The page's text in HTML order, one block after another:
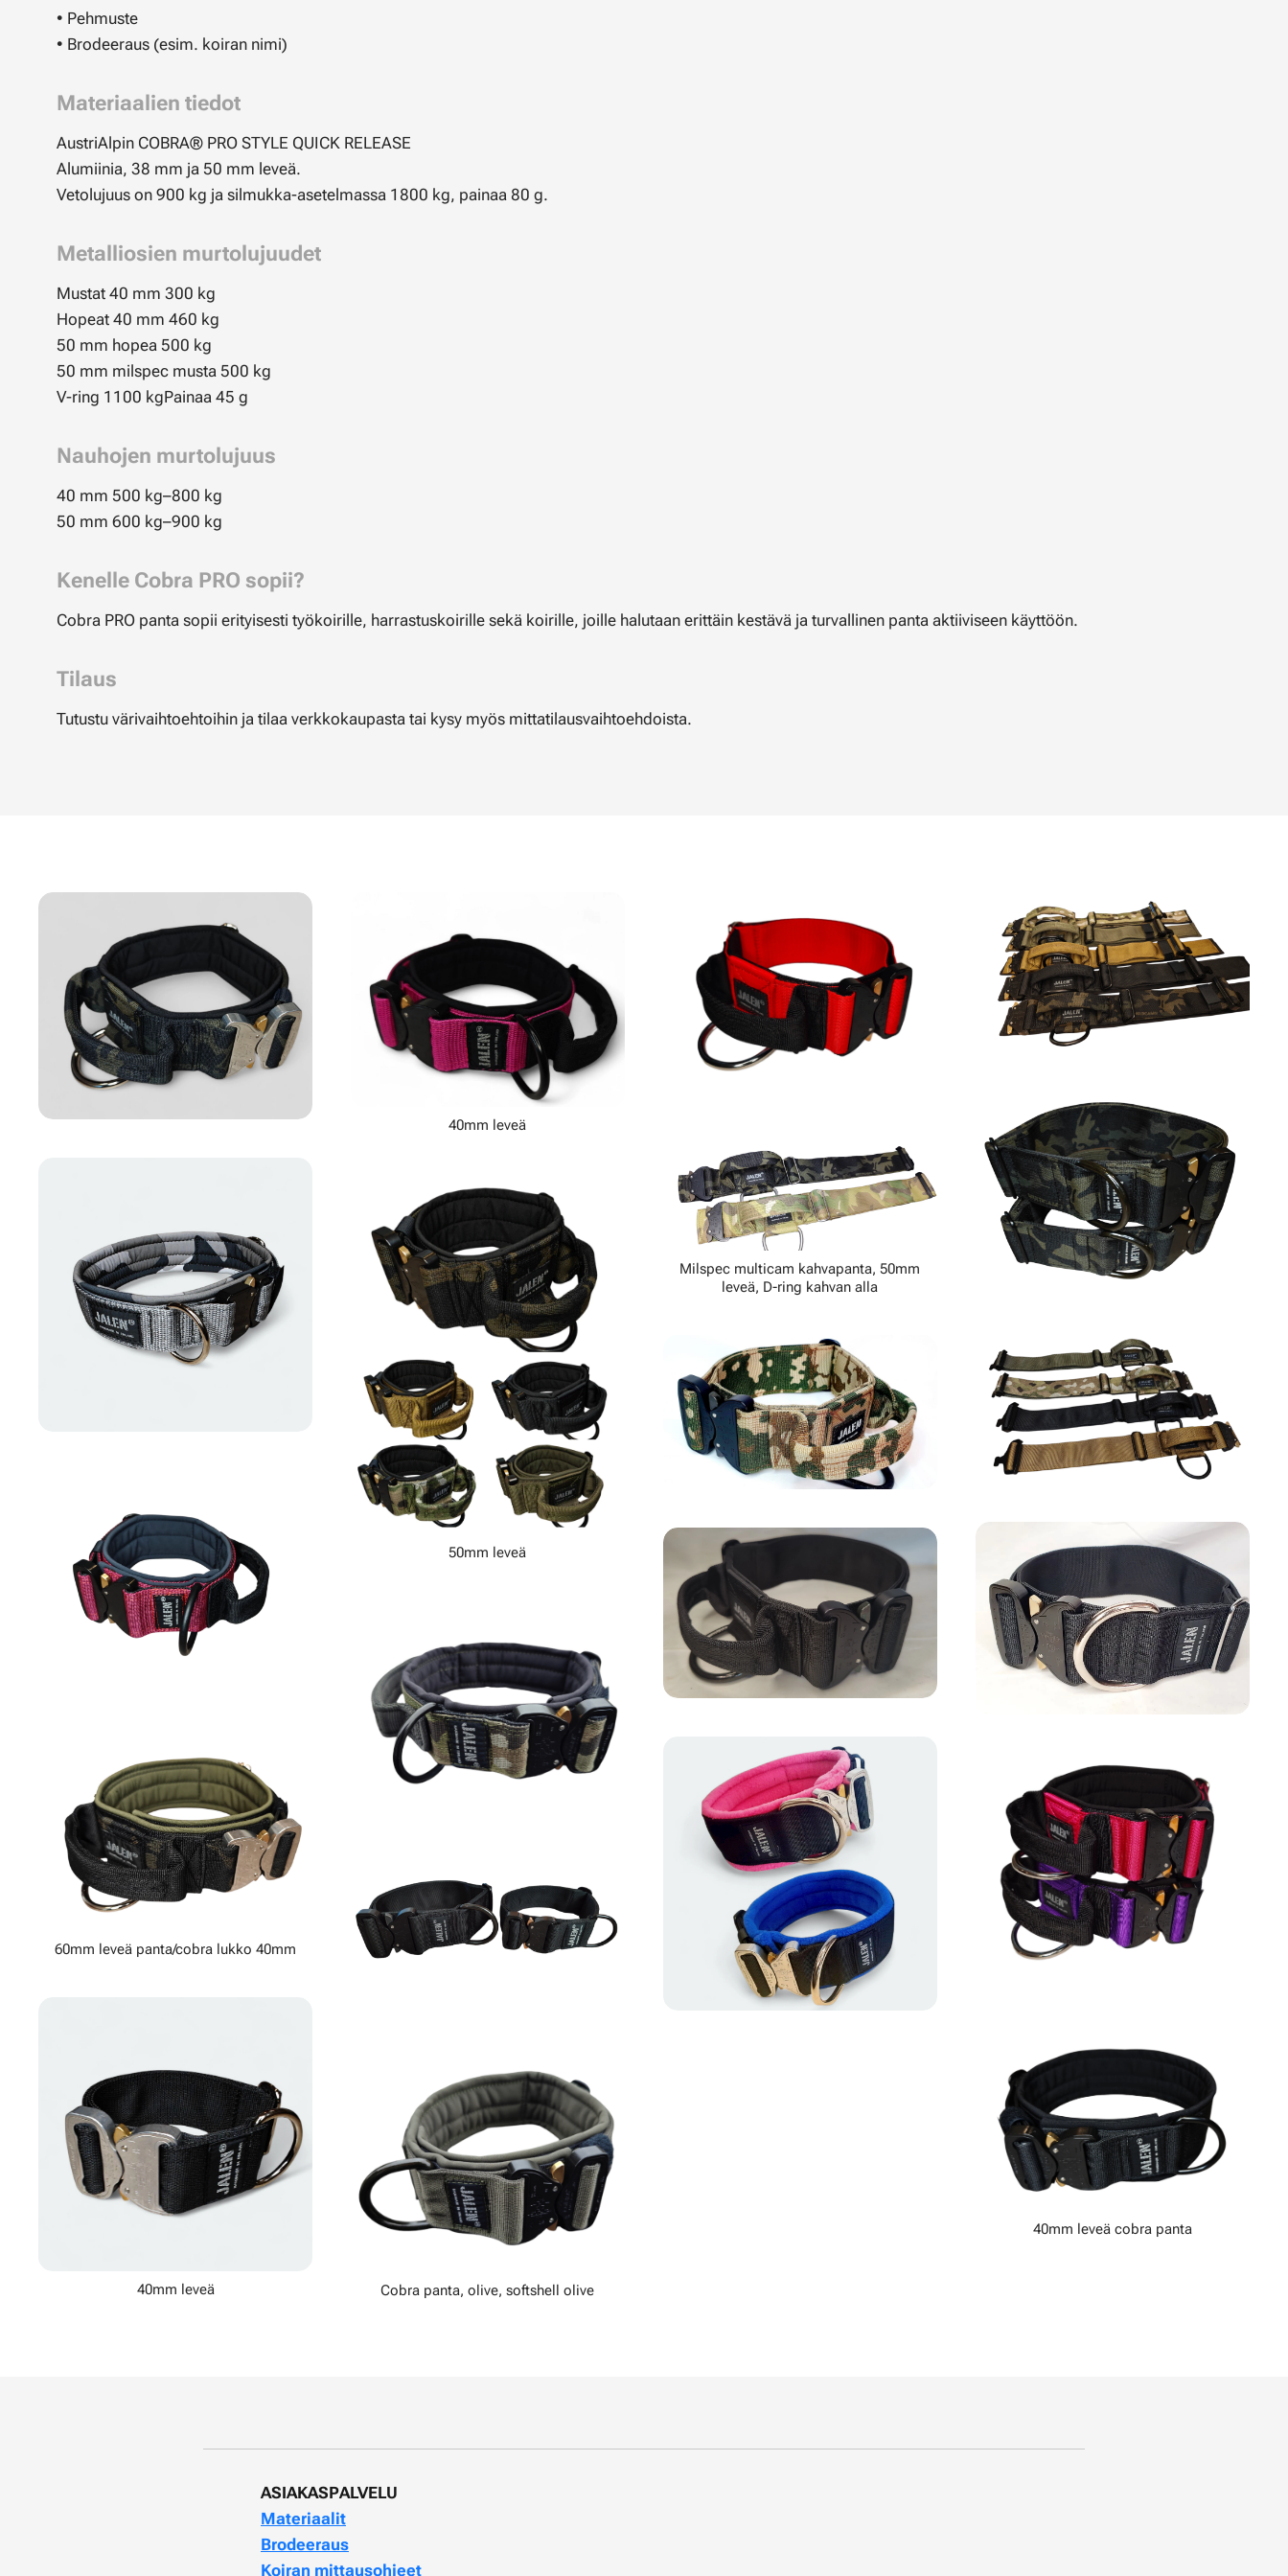
• Pehmuste
• Brodeeraus (esim. koiran nimi)
Materiaalien tiedot
AustriAlpin COBRA® PRO STYLE QUICK RELEASE
Alumiinia, 38 mm ja 50 mm leveä.
Vetolujuus on 900 kg ja silmukka-asetelmassa 1800 kg, painaa 80 g.
Metalliosien murtolujuudet
Mustat 40 mm 300 kg
Hopeat 40 mm 460 kg
50 mm hopea 500 kg
50 mm milspec musta 500 kg
V-ring 1100 kgPainaa 45 g
Nauhojen murtolujuus
40 mm 500 kg–800 kg
50 mm 600 kg–900 kg
Kenelle Cobra PRO sopii?
Cobra PRO panta sopii erityisesti työkoirille, harrastuskoirille sekä koirille, joille halutaan erittäin kestävä ja turvallinen panta aktiiviseen käyttöön.
Tilaus
Tutustu värivaihtoehtoihin ja tilaa verkkokaupasta tai kysy myös mittatilausvaihtoehdoista.
60mm leveä panta/cobra lukko 40mm
40mm leveä
40mm leveä
50mm leveä
Cobra panta, olive, softshell olive
Milspec multicam kahvapanta, 50mm
leveä, D-ring kahvan alla
40mm leveä cobra panta
ASIAKASPALVELU
Materiaalit
Brodeeraus
Koiran mittausohjeet